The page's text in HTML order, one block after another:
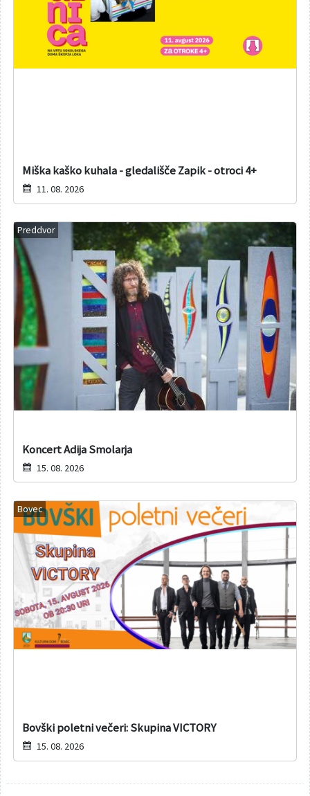
Miška kaško kuhala - gledališče Zapik - otroci 4+
11. 08. 2026
Preddvor
Koncert Adija Smolarja
15. 08. 2026
Bovec
Bovški poletni večeri: Skupina VICTORY
15. 08. 2026